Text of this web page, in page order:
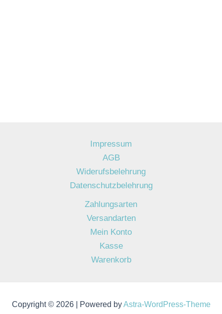
Impressum
AGB
Widerufsbelehrung
Datenschutzbelehrung
Zahlungsarten
Versandarten
Mein Konto
Kasse
Warenkorb
Copyright © 2026 | Powered byAstra-WordPress-Theme